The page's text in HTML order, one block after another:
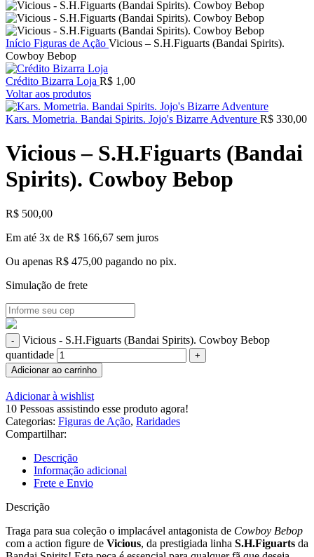
Início Figuras de Ação Vicious – S.H.Figuarts (Bandai Spirits).
Cowboy Bebop
Crédito Bizarra Loja R$ 1,00
Voltar aos produtos
Kars. Mometria. Bandai Spirits. Jojo's Bizarre Adventure R$ 330,00
Vicious – S.H.Figuarts (Bandai
Spirits). Cowboy Bebop
R$ 500,00
Em até 3x de R$ 166,67 sem juros
Ou apenas R$ 475,00 pagando no pix.
Simulação de frete
Vicious - S.H.Figuarts (Bandai Spirits). Cowboy Bebop
quantidade
Adicionar ao carrinho
Adicionar à wishlist
10 Pessoas assistindo esse produto agora!
Categorias: Figuras de Ação, Raridades
Compartilhar:
Descrição
Informação adicional
Frete e Envio
Descrição
Traga para sua coleção o implacável antagonista de Cowboy Bebop
com a action figure de Vicious, da prestigiada linha S.H.Figuarts da